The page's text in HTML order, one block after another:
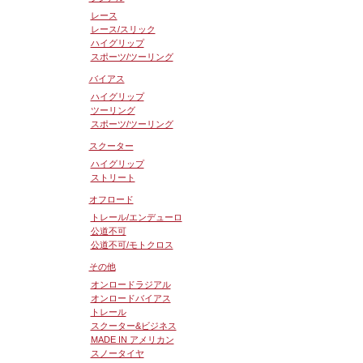
レース
レース/スリック
ハイグリップ
スポーツ/ツーリング
バイアス
ハイグリップ
ツーリング
スポーツ/ツーリング
スクーター
ハイグリップ
ストリート
オフロード
トレール/エンデューロ
公道不可
公道不可/モトクロス
その他
オンロードラジアル
オンロードバイアス
トレール
スクーター&ビジネス
MADE IN アメリカン
スノータイヤ